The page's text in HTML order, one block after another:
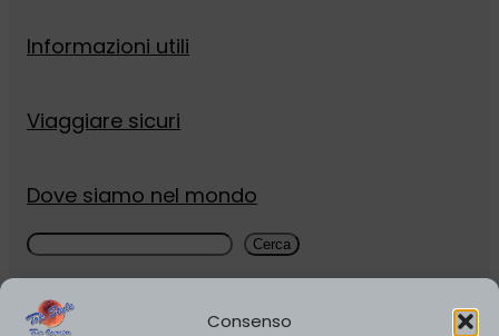
Consenso
Informazioni utili
Viaggiare sicuri
Dove siamo nel mondo
Cerca
Cerca
Viale XXIV Maggio 55b , Collegno, Italia
3343538010
0115218249